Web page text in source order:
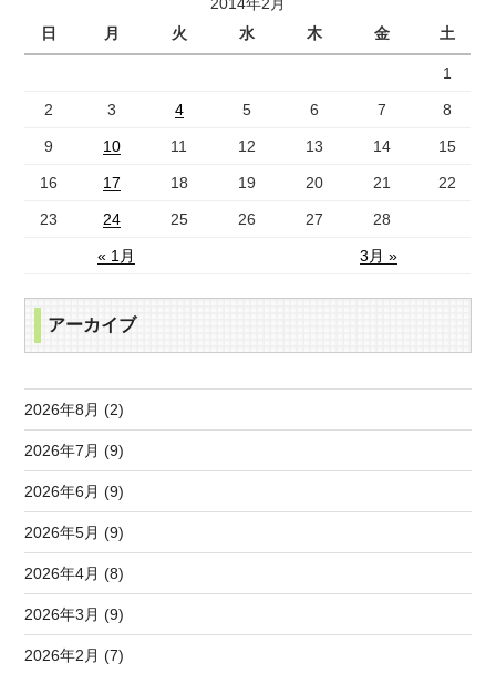
日
月 火 水 木 金 土
« 1月 3月 »
1
2 3 4 5 6 7 8
9 10 11 12 13 14 15
16 17 18 19 20 21 22
23 24 25 26 27 28
アーカイブ
2026年8月 (2)
2026年7月 (9)
2026年6月 (9)
2026年5月 (9)
2026年4月 (8)
2026年3月 (9)
2026年2月 (7)